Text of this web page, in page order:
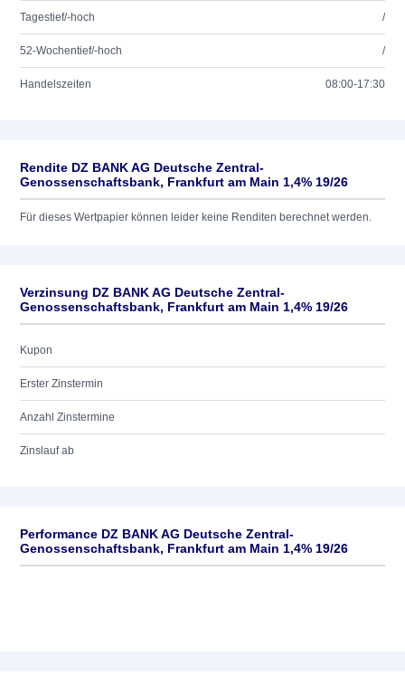
Tagestief/-hoch /
52-Wochentief/-hoch /
Handelszeiten 08:00-17:30
Rendite DZ BANK AG Deutsche Zentral-
Genossenschaftsbank, Frankfurt am Main 1,4% 19/26
Für dieses Wertpapier können leider keine Renditen berechnet werden.
Verzinsung DZ BANK AG Deutsche Zentral-
Genossenschaftsbank, Frankfurt am Main 1,4% 19/26
Kupon
Erster Zinstermin
Anzahl Zinstermine
Zinslauf ab
Performance DZ BANK AG Deutsche Zentral-
Genossenschaftsbank, Frankfurt am Main 1,4% 19/26